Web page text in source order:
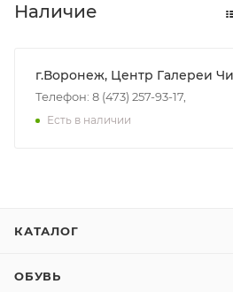
Наличие
г.Воронеж, Центр Галереи
Телефон: 8 (473) 257-93-17,
Есть в наличии
КАТАЛОГ
ОБУВЬ